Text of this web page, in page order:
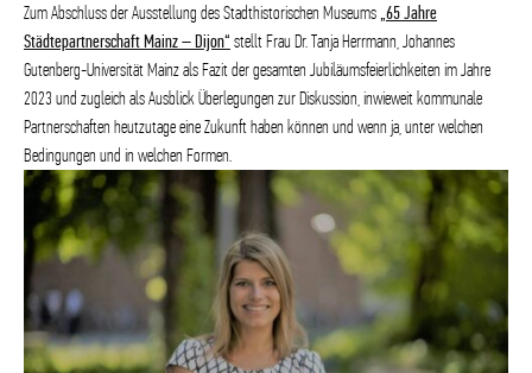
Zum Abschluss der Ausstellung des Stadthistorischen Museums„65 Jahre
Städtepartnerschaft Mainz – Dijon“ stellt Frau Dr. Tanja Herrmann, Johannes
Gutenberg-Universität Mainz als Fazit der gesamten Jubiläumsfeierlichkeiten im Jahre
2023 und zugleich als Ausblick Überlegungen zur Diskussion, inwieweit kommunale
Partnerschaften heutzutage eine Zukunft haben können und wenn ja, unter welchen
Bedingungen und in welchen Formen.